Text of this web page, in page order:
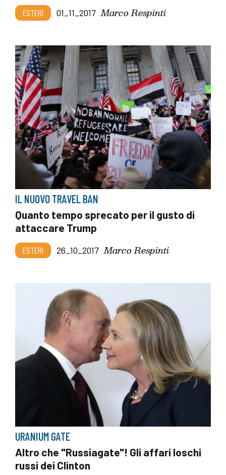
ESTERI 01_11_2017 Marco Respinti
IL NUOVO TRAVEL BAN
Quanto tempo sprecato per il gusto di
attaccare Trump
ESTERI 26_10_2017 Marco Respinti
URANIUM GATE
Altro che "Russiagate"! Gli affari loschi
russi dei Clinton